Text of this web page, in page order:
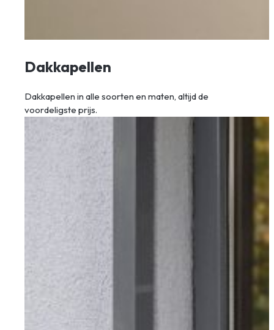
Dakkapellen
Dakkapellen in alle soorten en maten, altijd de
voordeligste prijs.